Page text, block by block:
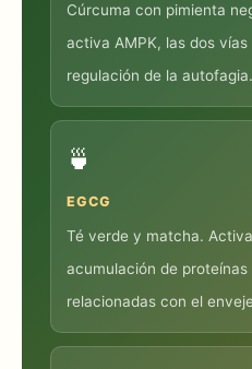
Cúrcuma con pimienta
activa AMPK, las dos vías
regulación de la autofagia.
🍵
EGCG
Té verde y matcha.
acumulación de proteínas
relacionadas con el